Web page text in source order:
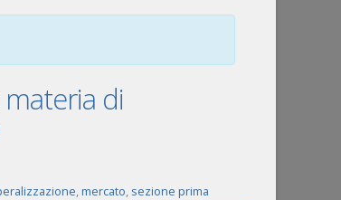
di
,mercato, sezione prima